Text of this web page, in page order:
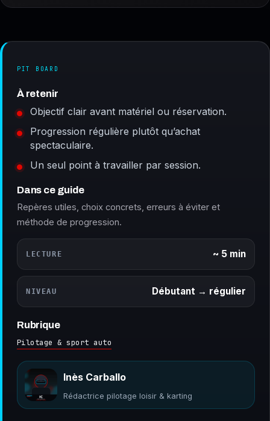
PIT BOARD
À retenir
Objectif clair avant matériel ou réservation.
Progression régulière plutôt qu’achat
spectaculaire.
Un seul point à travailler par session.
Dans ce guide
Repères utiles, choix concrets, erreurs à éviter et
méthode de progression.
LECTURE ~ 5 min
NIVEAU Débutant → régulier
Rubrique
Pilotage & sport auto
Inès Carballo
Rédactrice pilotage loisir & karting